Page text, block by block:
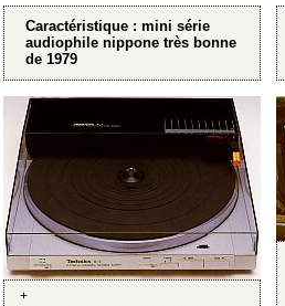
Caractéristique : mini série
audiophile nippone très bonne
de 1979
+